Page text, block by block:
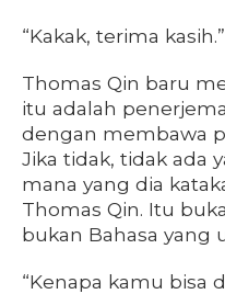
“Kakak, terima kasih.”
Thomas Qin baru
itu adalah
dengan membawa
Jika tidak, tidak ada
mana yang dia
Thomas Qin. Itu
bukan Bahasa yang
“Kenapa kamu bisa